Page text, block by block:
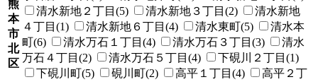
熊
本
市
北
区
清水新地２丁目(5)
清水新地３丁目(2)
清水新地
４丁目(1)
清水新地６丁目(4) 清水東町(5)
清水本
町(6)
清水万石１丁目(4) 清水万石３丁目(3)
清水
万石４丁目(2)
清水万石５丁目(4)
下硯川２丁目(1)
下硯川町(5)
硯川町(2) 高平１丁目(4)
高平２丁